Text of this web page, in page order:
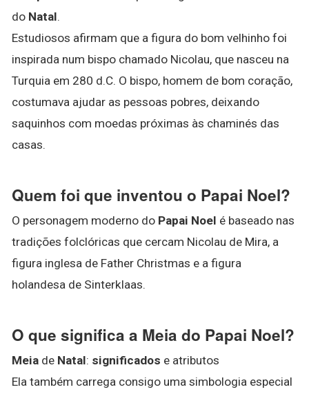
do Natal.
Estudiosos afirmam que a figura do bom velhinho foi
inspirada num bispo chamado Nicolau, que nasceu na
Turquia em 280 d.C. O bispo, homem de bom coração,
costumava ajudar as pessoas pobres, deixando
saquinhos com moedas próximas às chaminés das
casas.
Quem foi que inventou o Papai Noel?
O personagem moderno do Papai Noel é baseado nas
tradições folclóricas que cercam Nicolau de Mira, a
figura inglesa de Father Christmas e a figura
holandesa de Sinterklaas.
O que significa a Meia do Papai Noel?
Meia de Natal: significados e atributos
Ela também carrega consigo uma simbologia especial